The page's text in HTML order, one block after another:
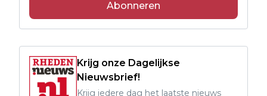
Abonneren
Krijg onze Dagelijkse
Nieuwsbrief!
Krijg iedere dag het laatste nieuws